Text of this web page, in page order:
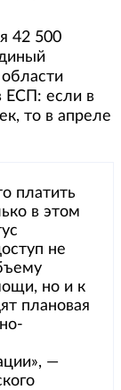
42 500
ЕСП: если в
то в апреле
платить
в этом
не
но и к
плановая
—